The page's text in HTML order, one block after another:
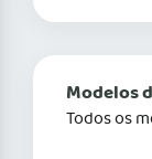
Modelos
Todos os